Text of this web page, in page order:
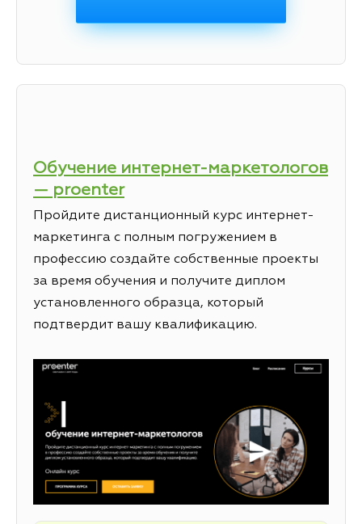
Обучение интернет-маркетологов
— proenter
Пройдите дистанционный курс интернет-
маркетинга с полным погружением в
профессию создайте собственные проекты
за время обучения и получите диплом
установленного образца, который
подтвердит вашу квалификацию.